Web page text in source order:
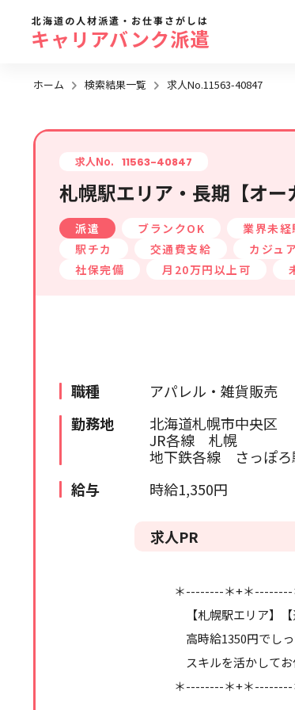
勤務地
札幌市全域
札幌市近郊エリア
旭川エリア
苫小牧・室蘭エリア
北海道全域
道外
求人履歴はありません。
検索履歴はありま
北海道の人材派遣・お仕事さがしは
キャリアバンク派遣
ホーム 検索結果一覧 求人No.11563-40847
求人No. 11563-40847
札幌駅エリア・長期【オ
派遣 ブランクOK 業界未経
駅チカ
交通費支給 カジュ
社保完備
月20万円以上可
職種
アパレル・雑貨販売
勤務地
北海道札幌市中央区
JR各線 札幌
地下鉄各線 さっぽろ
給与
時給1,350円
求人PR
＊--------＊+＊
【札幌駅エリア】【
高時給1350円でし
スキルを活かしてお
＊--------＊+＊